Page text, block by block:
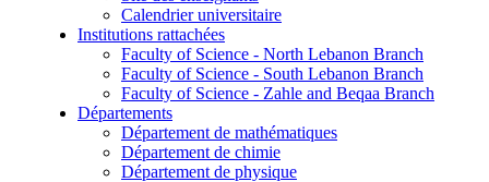
Calendrier universitaire
Institutions rattachées
Faculty of Science - North Lebanon Branch
Faculty of Science - South Lebanon Branch
Faculty of Science - Zahle and Beqaa Branch
Départements
Département de mathématiques
Département de chimie
Département de physique